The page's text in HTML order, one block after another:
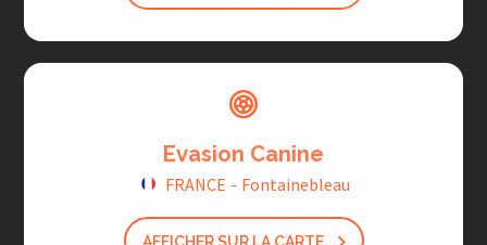
Evasion Canine
FRANCE - Fontainebleau